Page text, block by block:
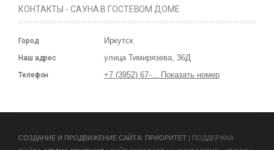
КОНТАКТЫ - САУНА В ГОСТЕВОМ ДОМЕ
Город Иркутск
Наш адрес улица Тимирязева, 36Д
Телефон +7 (3952) 67-... Показать номер
CОЗДАНИЕ И ПРОДВИЖЕНИЕ САЙТА: ПРИОРИТЕТ | ПОДДЕРЖКА